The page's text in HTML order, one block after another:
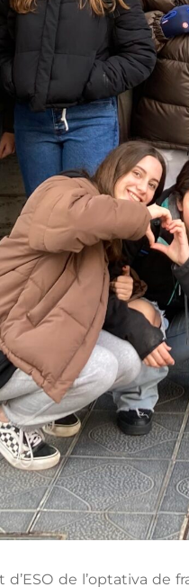
de l’optativa de